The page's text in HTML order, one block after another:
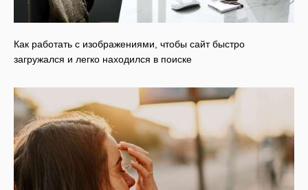
Как работать с изображениями, чтобы сайт быстро
загружался и легко находился в поиске